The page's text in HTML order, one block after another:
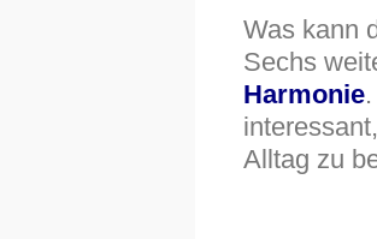
Was kann
Sechs
Harmonie
Alltag zu